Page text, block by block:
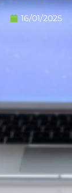
16/01/2025